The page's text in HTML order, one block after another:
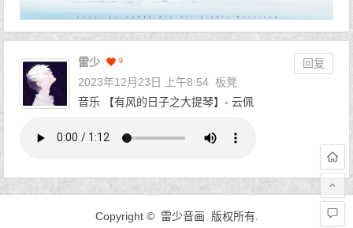
雷少 9
回复
2023年12月23日 上午8:54 板凳
音乐 【有风的日子之大提琴】- 云佩
Copyright © 雷少音画 版权所有.